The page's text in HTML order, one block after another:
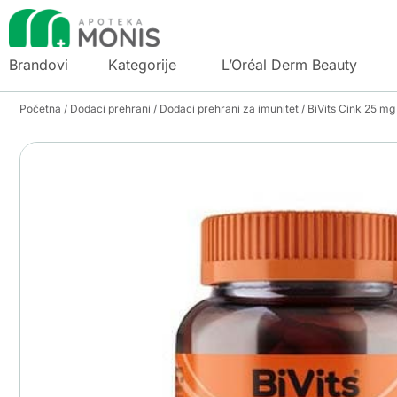
Brandovi Kategorije L’Oréal Derm Beauty
Početna / Dodaci prehrani / Dodaci prehrani za imunitet / BiVits Cink 25